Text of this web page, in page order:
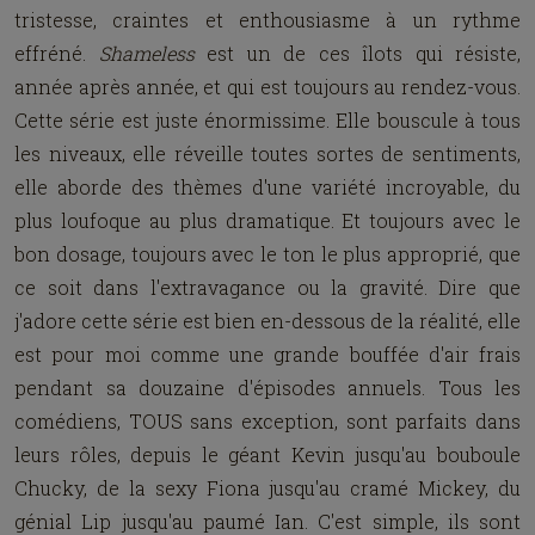
tristesse, craintes et enthousiasme à un rythme
effréné. Shameless est un de ces îlots qui résiste,
année après année, et qui est toujours au rendez-vous.
Cette série est juste énormissime. Elle bouscule à tous
les niveaux, elle réveille toutes sortes de sentiments,
elle aborde des thèmes d'une variété incroyable, du
plus loufoque au plus dramatique. Et toujours avec le
bon dosage, toujours avec le ton le plus approprié, que
ce soit dans l'extravagance ou la gravité. Dire que
j'adore cette série est bien en-dessous de la réalité, elle
est pour moi comme une grande bouffée d'air frais
pendant sa douzaine d'épisodes annuels. Tous les
comédiens, TOUS sans exception, sont parfaits dans
leurs rôles, depuis le géant Kevin jusqu'au bouboule
Chucky, de la sexy Fiona jusqu'au cramé Mickey, du
génial Lip jusqu'au paumé Ian. C'est simple, ils sont